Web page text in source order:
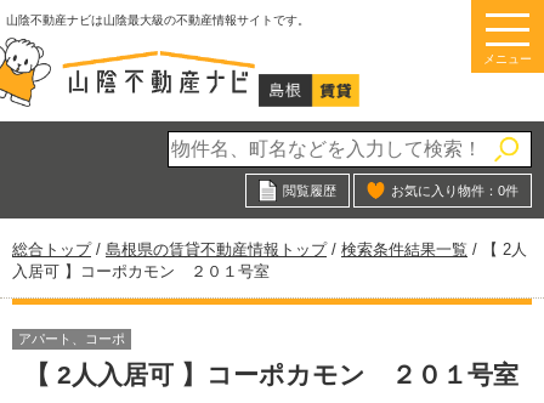
このページの本文へ
山陰不動産ナビは山陰最大級の不動産情報サイトです。
メニュー
閲覧履歴 お気に入り物件： 0件
現
在
の
置：
総合トップ/ 島根県の賃貸不動産情報トップ/ 検索条件結果一覧 /
【 2人
入居可 】コーポカモン ２０１号室
アパート、コーポ
【 2人入居可 】コーポカモン ２０１号室